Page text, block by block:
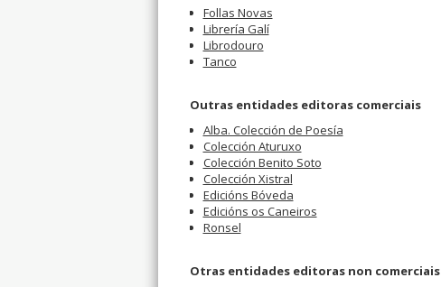
Follas Novas
Librería Galí
Librodouro
Tanco
Outras entidades editoras comerciais
Alba. Colección de Poesía
Colección Aturuxo
Colección Benito Soto
Colección Xistral
Edicións Bóveda
Edicións os Caneiros
Ronsel
Otras entidades editoras non comerciais